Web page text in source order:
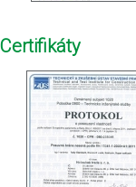
Certifikáty